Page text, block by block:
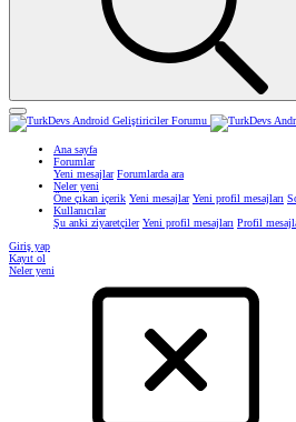
Ana sayfa
Forumlar
Yeni mesajlar Forumlarda ara
Neler yeni
Öne çıkan içerik Yeni mesajlar Yeni profil mesajları
Kullanıcılar
Şu anki ziyaretçiler Yeni profil mesajları Profil
Giriş yap
Kayıt ol
Neler yeni